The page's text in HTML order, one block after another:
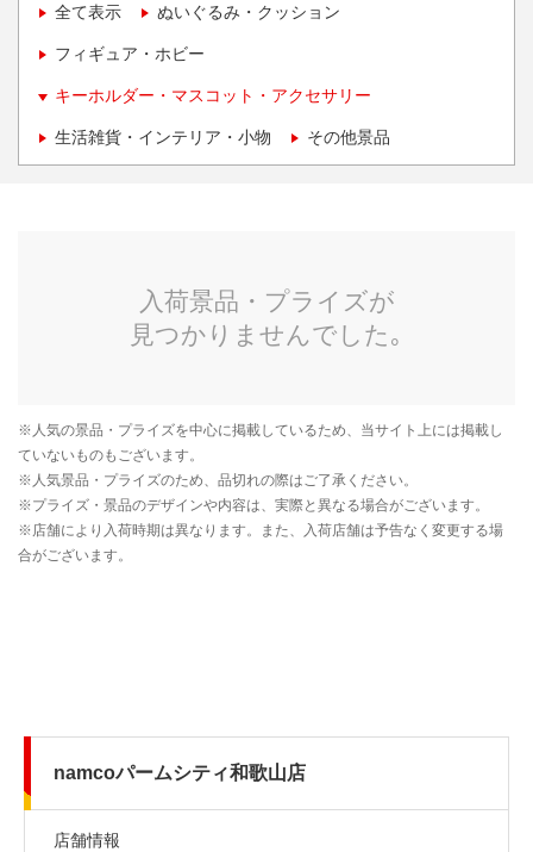
全て表示 ぬいぐるみ・クッション
フィギュア・ホビー
キーホルダー・マスコット・アクセサリー
生活雑貨・インテリア・小物 その他景品
namcoパームシティ和歌山店
店舗情報